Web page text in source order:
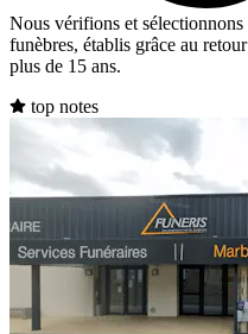
Nous vérifions et sélectionnons
funèbres, établis grâce au
plus de 15 ans.
top notes